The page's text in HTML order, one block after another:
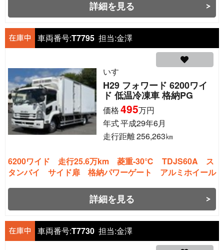
詳細を見る
車両番号:T7795 担当:金澤
いすゞ
H29 フォワード 6200ワイ
ド 低温冷凍車 格納PG
価格495万円
年式平成29年6月
走行距離256,263㎞
6200ワイド 走行25.6万km 菱重-30℃ TDJS60A ス
タンバイ サイド扉 格納パワーゲート アルミホイール
詳細を見る
車両番号:T7730 担当:金澤